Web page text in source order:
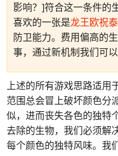
影响？]符合这一条件的
喜欢的一张是龙王欧祝泰
防卫能力。费用偏高的
事，通过新机制我们可
上述的所有游戏思路适用
范围总会冒上破坏颜色分
似，进而丧失各色的独特
去除的生物，我们必须解
每个颜色的独特风味。我